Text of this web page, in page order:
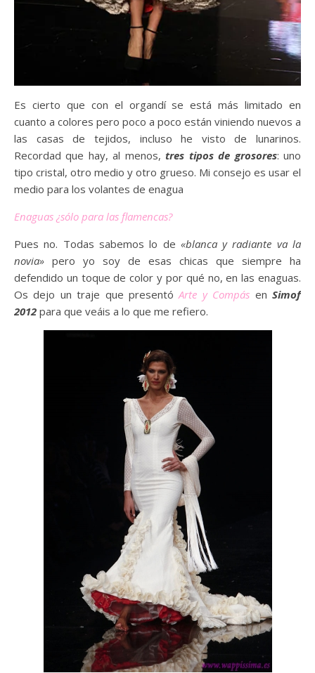
Es cierto que con el organdí se está más limitado en
cuanto a colores pero poco a poco están viniendo nuevos a
las casas de tejidos, incluso he visto de lunarinos.
Recordad que hay, al menos, tres tipos de grosores: uno
tipo cristal, otro medio y otro grueso. Mi consejo es usar el
medio para los volantes de enagua
Enaguas ¿sólo para las flamencas?
Pues no. Todas sabemos lo de «blanca y radiante va la
novia» pero yo soy de esas chicas que siempre ha
defendido un toque de color y por qué no, en las enaguas.
Os dejo un traje que presentóArte y Compás enSimof
2012 para que veáis a lo que me refiero.